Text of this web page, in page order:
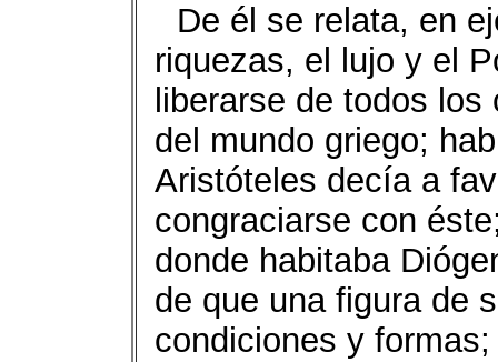
De él se relata, en
riquezas, el lujo y el
liberarse de todos
del mundo griego;
Aristóteles decía a
congraciarse con
donde habitaba
de que una figura de
condiciones y